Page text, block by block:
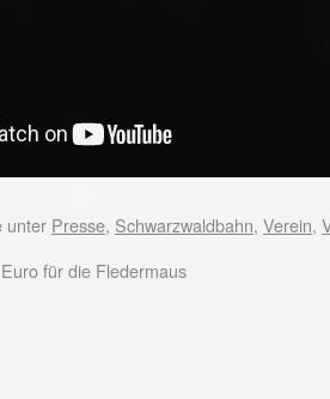
unter Presse, Schwarzwaldbahn, Verein,
für die Fledermaus